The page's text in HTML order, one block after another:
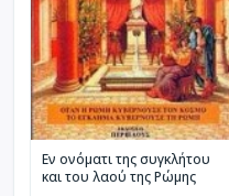
Εν ονόματι της συγκλήτου
και του λαού της Ρώμης